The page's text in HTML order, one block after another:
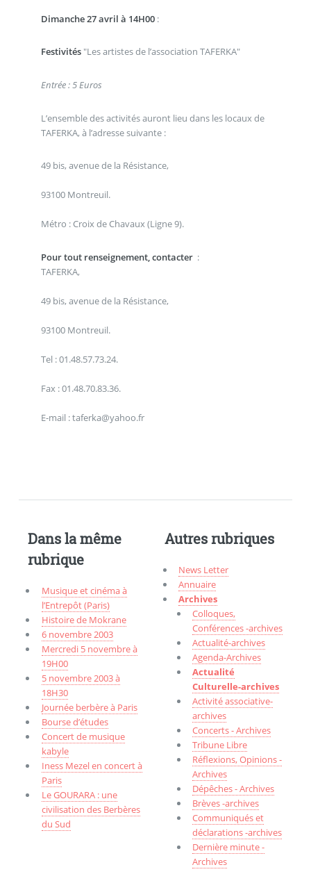
Dimanche 27 avril à 14H00:
Festivités "Les artistes de l’association TAFERKA"
Entrée : 5 Euros
L’ensemble des activités auront lieu dans les locaux de
TAFERKA, à l’adresse suivante :
49 bis, avenue de la Résistance,
93100 Montreuil.
Métro : Croix de Chavaux (Ligne 9).
Pour tout renseignement, contacter :
TAFERKA,
49 bis, avenue de la Résistance,
93100 Montreuil.
Tel : 01.48.57.73.24.
Fax : 01.48.70.83.36.
E-mail : taferka@yahoo.fr
Dans la même
rubrique
Musique et cinéma à
l’Entrepôt (Paris)
Histoire de Mokrane
6 novembre 2003
Mercredi 5 novembre à
19H00
5 novembre 2003 à
18H30
Journée berbère à Paris
Bourse d’études
Concert de musique
kabyle
Iness Mezel en concert à
Paris
Le GOURARA : une
civilisation des Berbères
du Sud
Autres rubriques
News Letter
Annuaire
Archives
Colloques,
Conférences -archives
Actualité-archives
Agenda-Archives
Actualité
Culturelle-archives
Activité associative-
archives
Concerts - Archives
Tribune Libre
Réflexions, Opinions -
Archives
Dépêches - Archives
Brèves -archives
Communiqués et
déclarations -archives
Dernière minute -
Archives